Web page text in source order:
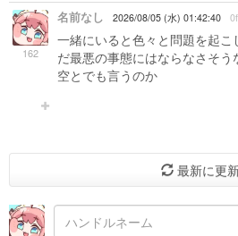
162
名前なし 2026/08/05 (水) 01:42:40
一緒にいると色々と問題を起
だ最悪の事態にはならなさそ
空とでも言うのか
最新に更